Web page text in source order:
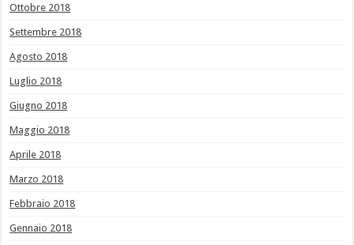
Ottobre 2018
Settembre 2018
Agosto 2018
Luglio 2018
Giugno 2018
Maggio 2018
Aprile 2018
Marzo 2018
Febbraio 2018
Gennaio 2018